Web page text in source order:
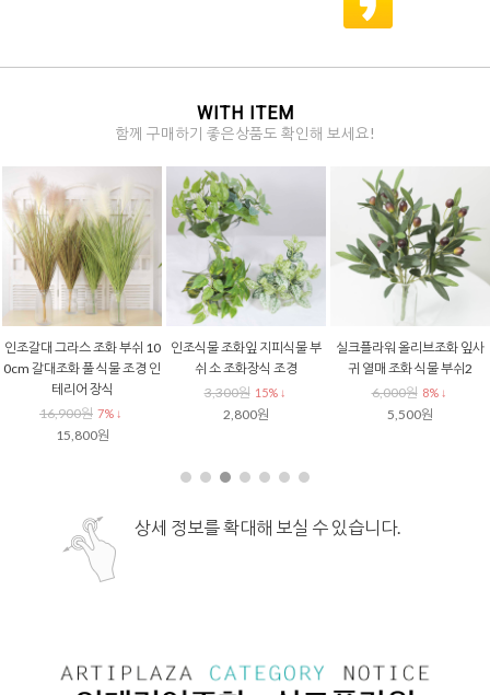
WITH ITEM
함께 구매하기 좋은상품도 확인해 보세요!
인조갈대 그라스 조화 부쉬 10
0cm 갈대조화 풀 식물 조경 인
테리어 장식
16,900원 7% ↓
15,800원
인조식물 조화잎 지피식물 부
쉬 소 조화장식 조경
3,300원 15% ↓
2,800원
실크플라워 올리브조화 잎사
귀 열매 조화 식물 부쉬2
6,000원 8% ↓
5,500원
상세 정보를 확대해 보실 수 있습니다.